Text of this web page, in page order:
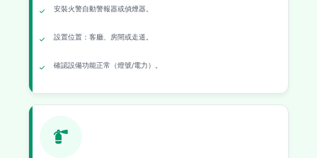
安裝火警自動警報器或偵煙器。
設置位置：客廳、房間或走道。
確認設備功能正常（燈號/電力）。